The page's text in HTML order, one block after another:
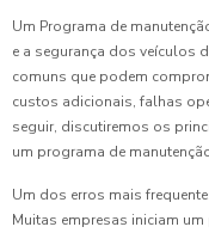
Um Programa de
e a segurança dos veículos
comuns que podem
custos adicionais, falhas
seguir, discutiremos os
um programa de
Um dos erros mais
Muitas empresas iniciam